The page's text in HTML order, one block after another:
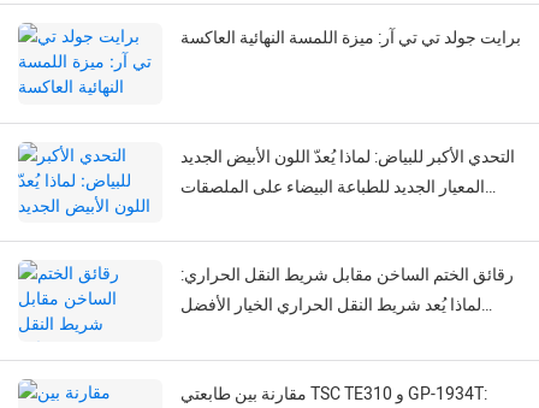
برايت جولد تي تي آر: ميزة اللمسة النهائية العاكسة
التحدي الأكبر للبياض: لماذا يُعدّ اللون الأبيض الجديد
المعيار الجديد للطباعة البيضاء على الملصقات
رقائق الختم الساخن مقابل شريط النقل الحراري:
لماذا يُعد شريط النقل الحراري الخيار الأفضل
مقارنة بين طابعتي TSC TE310 و GP-1934T: